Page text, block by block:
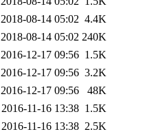
2018-08-14 05:02 4.4K
2018-08-14 05:02 240K
2016-12-17 09:56 1.5K
2016-12-17 09:56 3.2K
2016-12-17 09:56
48K
2016-11-16 13:38 1.5K
2016-11-16 13:38 2.5K